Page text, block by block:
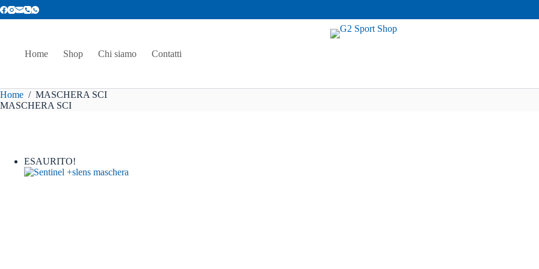
Salta
al
Home Shop Chi siamo Contatti
Home / MASCHERA SCI
MASCHERA SCI
ESAURITO!